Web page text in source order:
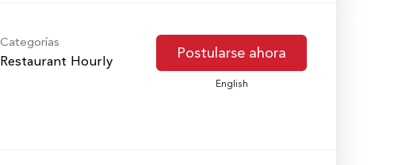
Categorías
Restaurant Hourly Postularse ahora
English